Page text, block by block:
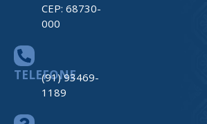
CEP: 68730-
000
TELEFONE
(91) 93469-
1189